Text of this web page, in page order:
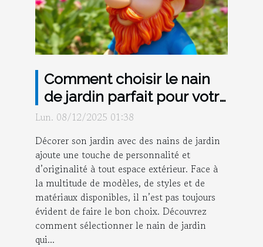
Comment choisir le nain
de jardin parfait pour votre
espace extérieur ?
Lun. 08/12/2025 01:38
Décorer son jardin avec des nains de jardin
ajoute une touche de personnalité et
d’originalité à tout espace extérieur. Face à
la multitude de modèles, de styles et de
matériaux disponibles, il n’est pas toujours
évident de faire le bon choix. Découvrez
comment sélectionner le nain de jardin
qui...